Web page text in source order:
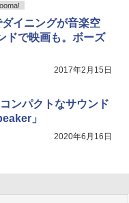
イニングが音楽空
ドで映画も。ボーズ
2017年2月15日
ンパクトなサウンド
」
2020年6月16日